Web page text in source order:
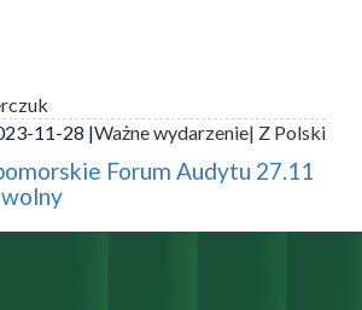
11-28 |Ważne wydarzenie| Z Polski
Forum Audytu 27.11